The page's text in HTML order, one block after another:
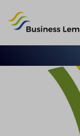
Business Lempäälä